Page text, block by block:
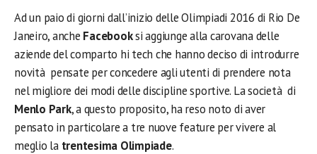
Ad un paio di giorni dall’inizio delle Olimpiadi 2016 di Rio De
Janeiro, anche Facebooksi aggiunge alla carovana delle
aziende del comparto hi tech che hanno deciso di introdurre
novità pensate per concedere agli utenti di prendere nota
nel migliore dei modi delle discipline sportive. La società di
Menlo Park, a questo proposito, ha reso noto di aver
pensato in particolare a tre nuove feature per vivere al
meglio la trentesima Olimpiade.